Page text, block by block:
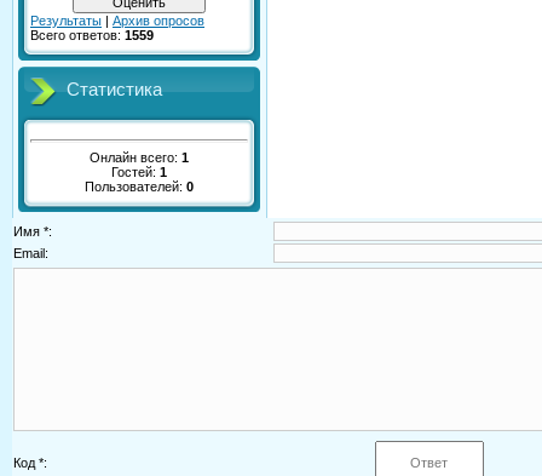
Результаты | Архив опросов
Всего ответов: 1559
Статистика
Онлайн всего: 1
Гостей: 1
Пользователей: 0
Имя *:
Email:
Код *: